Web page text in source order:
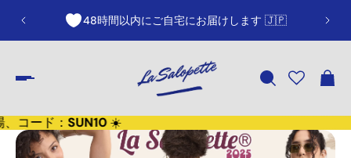
48時間以内にご自宅にお届けします 🇯🇵
ード：SUN10☀️